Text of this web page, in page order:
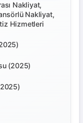
Nakliyat,
Nakliyat,
Hizmetleri
(2025)